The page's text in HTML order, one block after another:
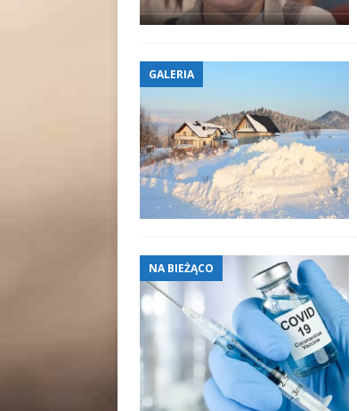
GALERIA
NA BIEŻĄCO